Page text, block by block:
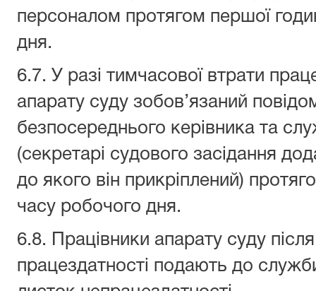
персоналом протягом першої
дня.
6.7. У разі тимчасової втрати
апарату суду зобов’язаний
безпосереднього керівника та
(секретарі судового засідання
до якого він прикріплений)
часу робочого дня.
6.8. Працівники апарату суду
працездатності подають до